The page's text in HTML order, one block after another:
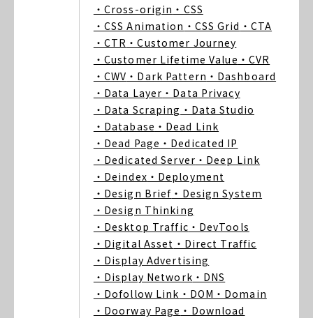
・Cross-origin ・CSS
・CSS Animation ・CSS Grid ・CTA
・CTR ・Customer Journey
・Customer Lifetime Value ・CVR
・CWV ・Dark Pattern ・Dashboard
・Data Layer ・Data Privacy
・Data Scraping ・Data Studio
・Database ・Dead Link
・Dead Page ・Dedicated IP
・Dedicated Server ・Deep Link
・Deindex ・Deployment
・Design Brief ・Design System
・Design Thinking
・Desktop Traffic ・DevTools
・Digital Asset ・Direct Traffic
・Display Advertising
・Display Network ・DNS
・Dofollow Link ・DOM ・Domain
・Doorway Page ・Download